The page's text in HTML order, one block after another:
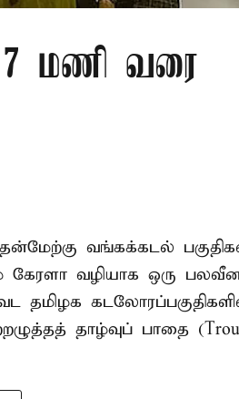
7 மணி வரை
வங்கக்கடல்
கேரளா வழியாக ஒரு
தமிழக
தாழ்வுப் பாதை